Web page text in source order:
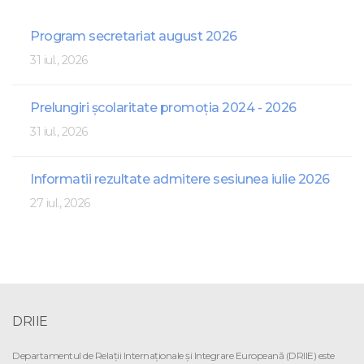
Program secretariat august 2026
31 iul., 2026
Prelungiri școlaritate promoția 2024 - 2026
31 iul., 2026
Informatii rezultate admitere sesiunea iulie 2026
27 iul., 2026
DRIIE
Departamentul de Relaţii Internaţionale şi Integrare Europeană (DRIIE) este